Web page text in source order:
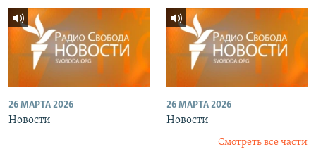
26 МАРТА 2026
Новости
26 МАРТА 2026
Новости
Смотреть все части